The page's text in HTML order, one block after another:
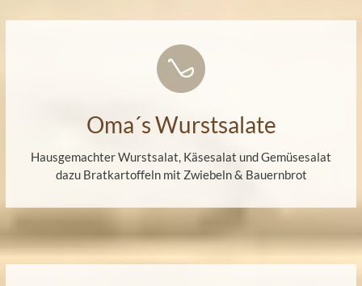
Oma´s Wurstsalate
Hausgemachter Wurstsalat, Käsesalat und Gemüsesalat
dazu Bratkartoffeln mit Zwiebeln & Bauernbrot